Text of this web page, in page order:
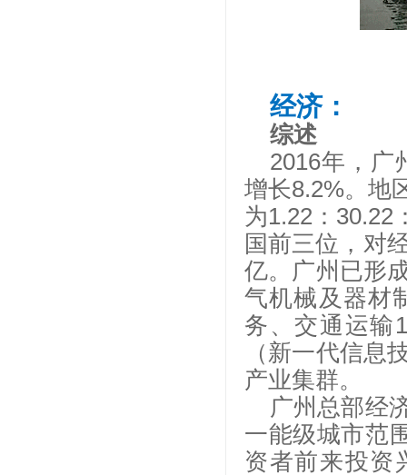
经济：
综述
2016年，广
增长8.2%。地
为1.22：30.22
国前三位，对
亿。广州已形
气机械及器材
务、交通运输
（新一代信息
产业集群。
广州总部经
一能级城市范
资者前来投资